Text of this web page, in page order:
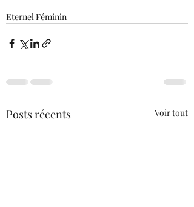
Eternel Féminin
Posts récents Voir tout